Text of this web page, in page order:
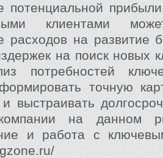
потенциальной
клиентами
расходов на развитие
на поиск новых
потребностей
точную
выстраивать
на данном
и работа с